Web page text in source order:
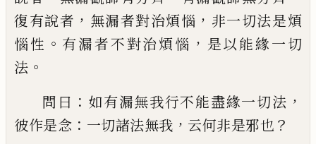
復有說者 ， 無漏者對治煩惱 ， 非一切法是煩
惱性 。 有漏者不對治煩惱 ， 是以能緣一切
法 。
問曰 ： 如有漏無我行不能盡緣一切法 ，
彼作是念 ： 一切諸法無我 ， 云何非是邪也 ？